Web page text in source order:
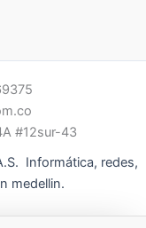
#12sur-43
Informática, redes,
medellin.